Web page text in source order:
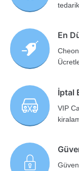
En
İptal
VIP